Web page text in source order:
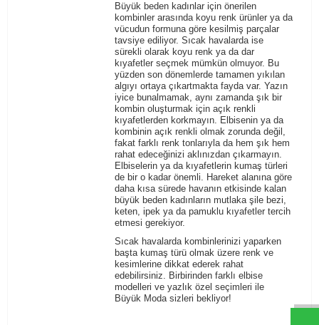
Büyük beden kadınlar için önerilen
kombinler arasında koyu renk ürünler ya da
vücudun formuna göre kesilmiş parçalar
tavsiye ediliyor. Sıcak havalarda ise
sürekli olarak koyu renk ya da dar
kıyafetler seçmek mümkün olmuyor. Bu
yüzden son dönemlerde tamamen yıkılan
algıyı ortaya çıkartmakta fayda var. Yazın
iyice bunalmamak, aynı zamanda şık bir
kombinoluşturmak için açık renkli
kıyafetlerden korkmayın. Elbisenin ya da
kombininaçık renkli olmak zorunda değil,
fakat farklı renk tonlarıyla da hem şık hem
rahat edeceğinizi aklınızdan çıkarmayın.
Elbiselerin ya da kıyafetlerin kumaş türleri
de bir o kadar önemli. Hareket alanına göre
daha kısa sürede havanın etkisinde kalan
büyük beden kadınların mutlaka şile bezi,
keten, ipek ya da pamuklu kıyafetler tercih
etmesi gerekiyor.
Sıcak havalarda kombinlerinizi yaparken
başta kumaş türü olmak üzere renk ve
kesimlerine dikkat ederek rahat
edebilirsiniz. Birbirinden farklıelbise
modelleri ve yazlık özel seçimleri ile
Büyük Moda​sizleri bekliyor!